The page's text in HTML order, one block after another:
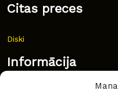
Citas preces
Diski
Informācija